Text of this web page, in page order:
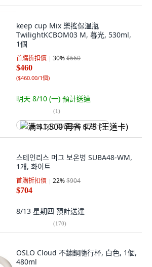
keep cup Mix 樂搖保溫瓶
TwilightKCBOM03 M, 暮光, 530ml,
1個
首購折扣價 30%$660
$460
($460.00/1個)
明天 8/10 (一) 預計送達
(1)
满 $1,500 再省 $75 (王道卡)
스테인리스 머그 보온병 SUBA48-WM,
1개, 화이트
首購折扣價 22%$904
$704
8/13 星期四 預計送達
(170)
OSLO Cloud 不鏽鋼隨行杯, 白色, 1個,
480ml